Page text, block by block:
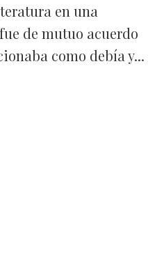
en una
de mutuo acuerdo
como debía y...